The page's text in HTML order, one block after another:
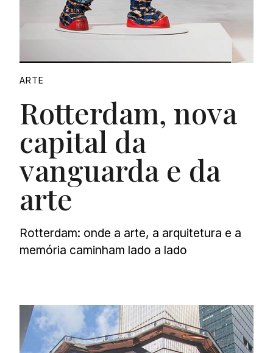
ARTE
Rotterdam, nova
capital da
vanguarda e da
arte
Rotterdam: onde a arte, a arquitetura e a
memória caminham lado a lado